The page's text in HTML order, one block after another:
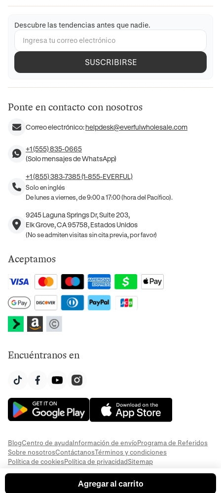
Agregar al carrito
Descubre las tendencias antes que nadie.
SUSCRIBIRSE
Ponte en contacto con nosotros
Correo electrónico:helpdesk@everfulwholesale.com
+1 (555) 835-0665
(Solo mensajes de WhatsApp)
+1 (855) 383-7385 (1-855-EVERFUL)
Solo en inglés
De lunes a viernes, de 9:00 a 17:00 (hora del Pacífico).
9245 Laguna Springs Dr, Suite 203,
Elk Grove, CA 95758, Estados Unidos
(No se admiten visitas sin cita previa, por favor)
Aceptamos
Encuéntranos en
BlogCentro de ayudaInformación de envíoPrograma de Referidos
Sobre nosotrosContáctanosTérminos y condiciones
Política de cookiesPolítica de privacidadSitemap